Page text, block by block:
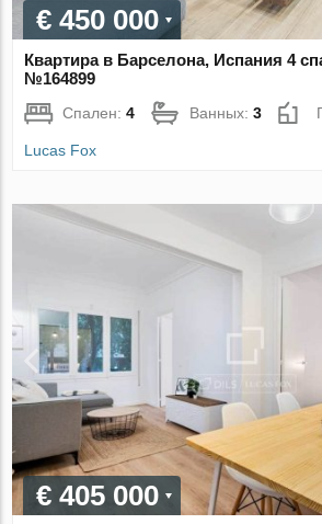
€ 450 000
Квартира в Барселона, Испания 4
№164899
Спален:4 Ванных:3
Lucas Fox
€ 405 000